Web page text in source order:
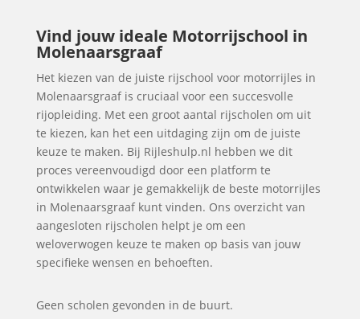
Vind jouw ideale Motorrijschool in
Molenaarsgraaf
Het kiezen van de juiste rijschool voor motorrijles in
Molenaarsgraaf is cruciaal voor een succesvolle
rijopleiding. Met een groot aantal rijscholen om uit
te kiezen, kan het een uitdaging zijn om de juiste
keuze te maken. Bij Rijleshulp.nl hebben we dit
proces vereenvoudigd door een platform te
ontwikkelen waar je gemakkelijk de beste motorrijles
in Molenaarsgraaf kunt vinden. Ons overzicht van
aangesloten rijscholen helpt je om een
weloverwogen keuze te maken op basis van jouw
specifieke wensen en behoeften.
Geen scholen gevonden in de buurt.